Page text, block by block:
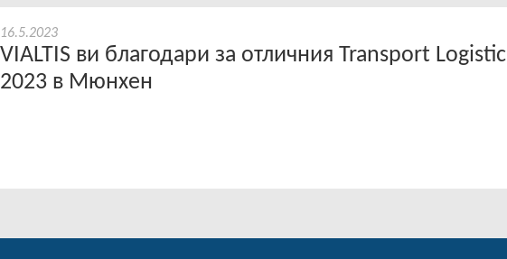
16.5.2023
VIALTIS ви благодари за отличния Transport Logistic
2023 в Мюнхен